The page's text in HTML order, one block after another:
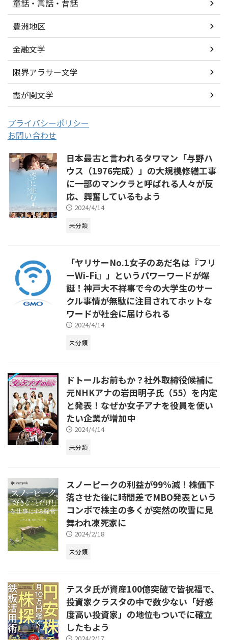
童話・寓話・昔話
豊洲地区
金融文学
限界アラサー文学
霞が関文学
プライバシーポリシー
お問い合わせ
日本最古と言われるタワマン「与野ハ
ウス（1976完成）」の大規模修繕工事
に一部のマンクラと呼ばれる人々が反
応、興奮しているもよう
2024/4/14
未分類
「ヤリサーNo.1女子のあだ名は『フリ
ーWi-Fi』」というパワーワードが爆
誕！神戸大不祥事で今の大学生のサー
クル事情が無駄に注目されてホットな
ワードが社会に届けられる
2024/4/14
未分類
ドトールお前もか？社外取締役候補に
元NHKアナの岩田明子氏（55）を内定
と発表！なぜか女子アナを役員を使い
たい企業が増加中
2024/4/14
未分類
スノーピークの利益が99%減！株価下
落させた後に時間差でMBO発表という
コンボで株主の多くが突然の吹雪に見
舞われ凍死家に
2024/2/18
未分類
テスタ氏が資産100億突破で皆祝福で、
投資家クラスタの中で数少ない「好感
度高い投資家」の地位もついでに確立
したもよう